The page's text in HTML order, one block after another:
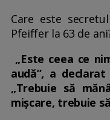
Care este
Pfeiffer la 63 de
„Este ceea ce
audă”, a
„Trebuie să
mișcare, trebuie